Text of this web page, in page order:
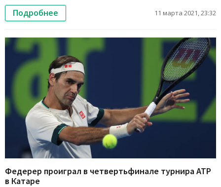
Подробнее 11 марта 2021, 23:32
Федерер проиграл в четвертьфинале турнира АТР
в Катаре